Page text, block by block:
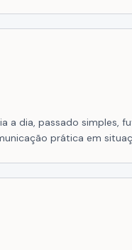
a dia, passado simples,
prática em